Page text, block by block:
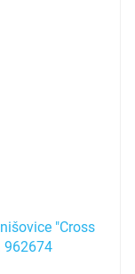
"Cross
962674